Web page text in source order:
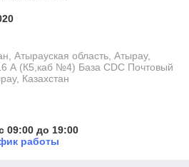
Атырауская область, Атырау,
А (К5,каб №4) База CDC Почтовый
Казахстан
09:00 до 19:00
работы